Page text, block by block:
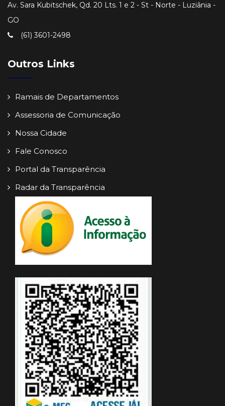
Av. Sara Kubitschek, Qd. 20 Lts. 1 e 2 - St - Norte - Luziânia -
GO
(61) 3601-2498
Outros Links
Ramais de Departamentos
Assessoria de Comunicação
Nossa Cidade
Fale Conosco
Portal da Transparência
Radar da Transparência